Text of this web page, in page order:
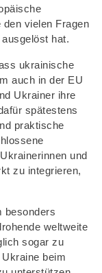
vielen Fragen
hat.
ukrainische
auch in der EU
Ukrainer ihre
spätestens
praktische
und
zu integrieren,
besonders
weltweite
sogar zu
beim